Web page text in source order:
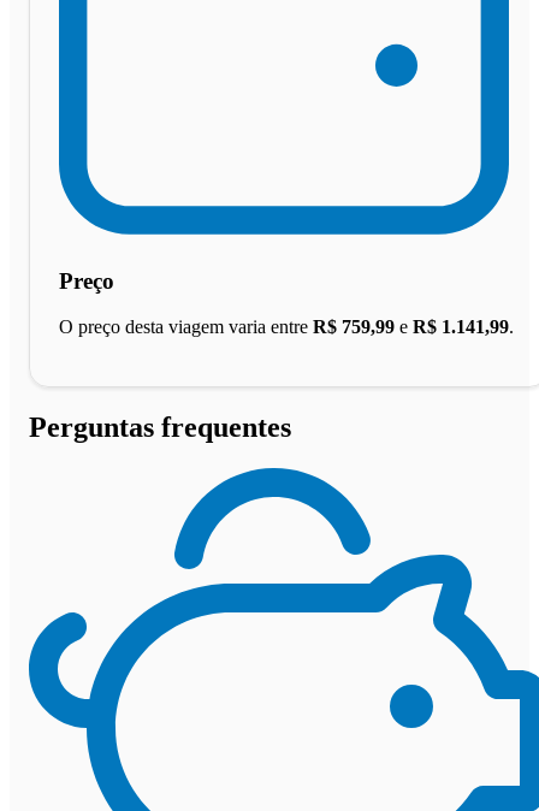
Preço
O preço desta viagem varia entre R$ 759,99 e R$ 1.141,99.
Perguntas frequentes